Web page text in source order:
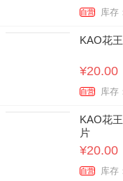
自营
KAO花
¥20.00
自营
KAO花
片
¥20.00
自营